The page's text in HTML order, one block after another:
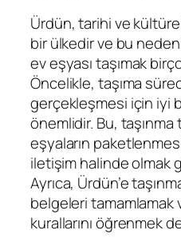
Ürdün, tarihi ve
bir ülkedir ve bu
ev eşyası taşımak
Öncelikle, taşıma
gerçekleşmesi için iyi
önemlidir. Bu,
eşyaların
iletişim halinde olmak
Ayrıca, Ürdün’e
belgeleri tamamlamak
kurallarını öğrenmek